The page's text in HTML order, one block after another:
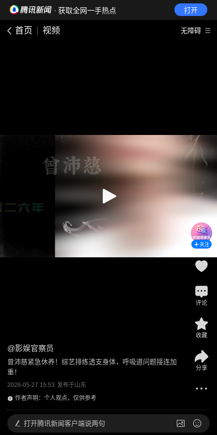
· 获取全网一手热点 打开
首页 视频 无障碍
@影娱官察员
曾沛慈紧急休养！综艺排练透支身体，呼吸道问题接连加
重！
2026-05-27 15:53 发布于山东
作者声明：个人观点，仅供参考
关注
评论
收藏
分享
打开腾讯新闻客户端说两句